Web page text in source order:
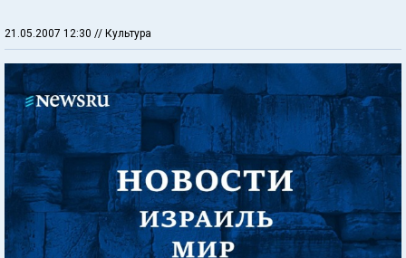
21.05.2007 12:30 // Культура